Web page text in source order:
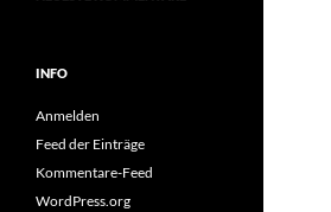
INFO
Anmelden
Feed der Einträge
Kommentare-Feed
WordPress.org